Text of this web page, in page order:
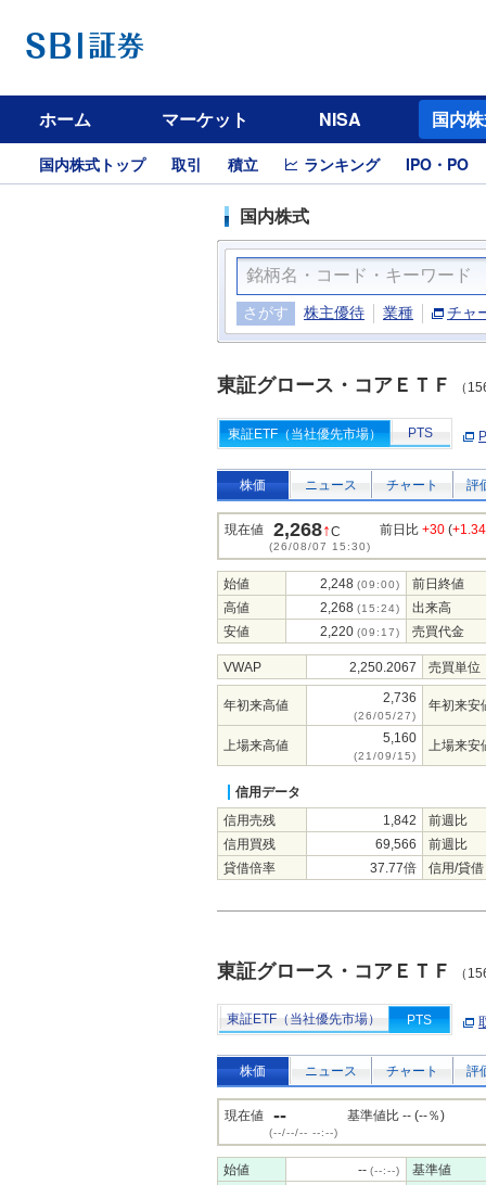
ホーム マーケット NISA 国内
国内株式トップ 取引 積立 ランキング IPO・PO
国内株式
さがす 株主優待 業種 チャ
東証グロース・コアＥＴＦ （
東証ETF（当社優先市場） PTS
株価 ニュース チャート 評
現在値 2,268↑C
(26/08/07 15:30)
前日比 +30 (
始値 2,248 (09:00)
前日終値
高値
2,268 (15:24)
出来高
安値
2,220 (09:17) 売買代金
VWAP 2,250.2067 売買単位
年初来高値 2,736
(26/05/27)
年初来安
上場来高値 5,160
(21/09/15)
上場来安
信用データ
信用売残
1,842
前週比
信用買残
69,566
前週比
貸借倍率
37.77倍 信用/貸借
東証グロース・コアＥＴＦ （
東証ETF（当社優先市場） PTS
株価 ニュース チャート 評
現在値 --
(--/--/-- --:--)
基準値比 -- (--％)
始値 -- (--:--)
基準値